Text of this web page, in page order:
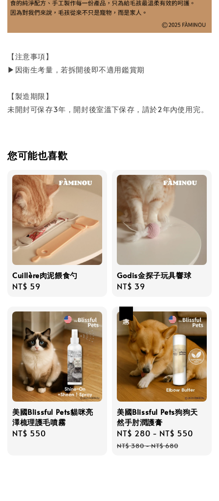
【注意事項】
▶︎因衛生考量，若拆開後即不適用鑑賞期
【製造期限】
未開封可保存3年，開封後室溫下保存，請於2年內使用完。
您可能也喜歡
Cuillère肉泥餵食勺
Regular
NT$ 59
Godis金探子玩具響球
Regular
NT$ 39
美國Blissful Pets貓咪亮
澤梳理護毛噴霧
Regular
NT$ 550
美國Blissful Pets狗狗天
然手肘潤護膏
Sale
price
NT$ 280 - NT$ 550
NT$ 380-NT$ 680